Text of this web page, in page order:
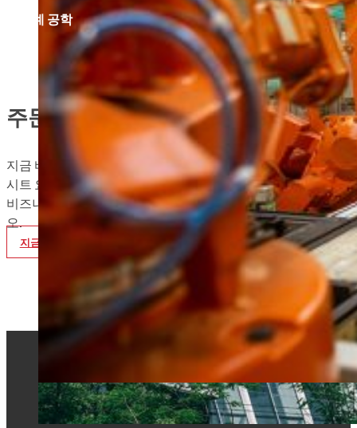
기계 공학
주문 준비 완료
지금 바로 전문가 팀에 연락하여 스테인리스 스틸 코일/
시트 요구 사항을 논의하고 SUMEC Metal이 공급망 및
비즈니스 성과를 향상시킬 수 있는 방법을 알아보십시
오.
지금 문의
빠른 링크